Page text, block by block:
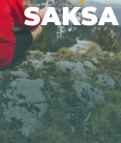
SAKSA